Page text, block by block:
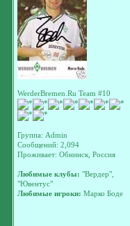
WerderBremen.Ru Team #10
Группа: Admin
Сообщений: 2,094
Проживает: Обнинск, Россия
Любимые клубы: "Вердер",
"Ювентус"
Любимые игроки: Марко Боде